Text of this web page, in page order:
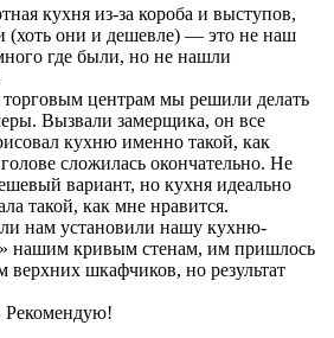
кухня из-за короба и выступов,
(хоть они и дешевле) — это не наш
где были, но не нашли
центрам мы решили делать
Вызвали замерщика, он все
кухню именно такой, как
сложилась окончательно. Не
вариант, но кухня идеально
такой, как мне нравится.
нам установили нашу кухню-
нашим кривым стенам, им пришлось
верхних шкафчиков, но результат
Рекомендую!